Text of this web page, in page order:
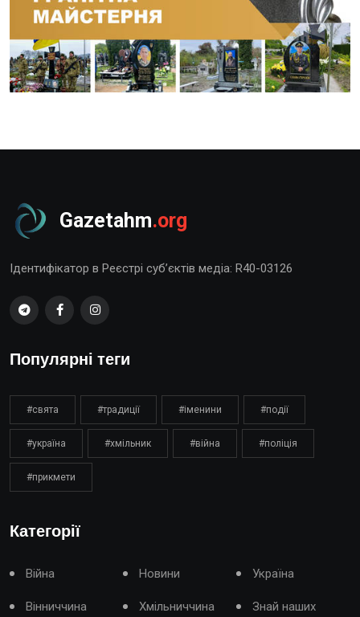
Gazetahm.org
Ідентифікатор в Реєстрі суб’єктів медіа: R40-03126
Популярні теги
#свята #традиції #іменини #події
#україна #хмільник #війна #поліція
#прикмети
Категорії
Війна Новини Україна
Вінниччина Хмільниччина Знай наших